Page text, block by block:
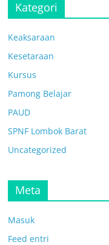
Kategori
Keaksaraan
Kesetaraan
Kursus
Pamong Belajar
PAUD
SPNF Lombok Barat
Uncategorized
Meta
Masuk
Feed entri